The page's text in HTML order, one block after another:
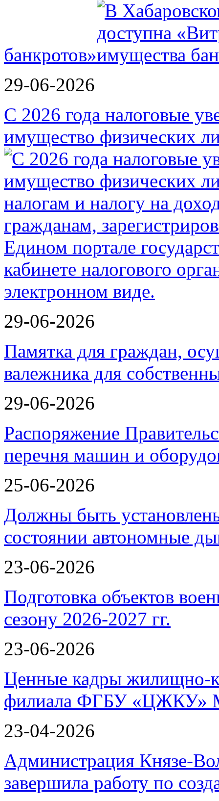
банкротов»
29-06-2026
С 2026 года налоговые
имущество физических
29-06-2026
Памятка для граждан,
валежника для
29-06-2026
Распоряжение
перечня машин и
25-06-2026
Должны быть
состоянии автономные
23-06-2026
Подготовка объектов
сезону 2026-2027 гг.
23-06-2026
Ценные кадры жилищно-
филиала ФГБУ «ЦЖКУ»
23-04-2026
Администрация Князе-
завершила работу по